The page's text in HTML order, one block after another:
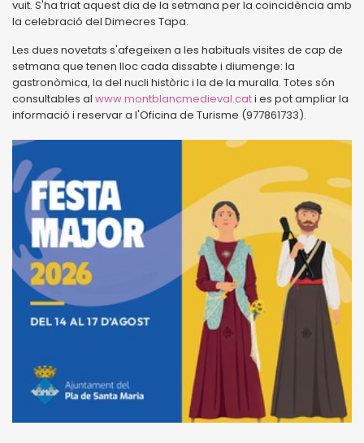
vuit. S'ha triat aquest dia de la setmana per la coincidència amb
la celebració del Dimecres Tapa.
Les dues novetats s'afegeixen a les habituals visites de cap de
setmana que tenen lloc cada dissabte i diumenge: la
gastronòmica, la del nucli històric i la de la muralla. Totes són
consultables al www.montblancmedieval.cati es pot ampliar la
informació i reservar a l'Oficina de Turisme (977861733).